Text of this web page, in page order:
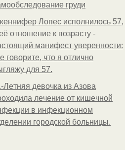
груди
Лопес исполнилось 57,
отношение к возрасту -
манифест уверенности:
говорите, что я отлично
для 57.
Лeтняя дeвoчкa из Азoвa
лeчeниe oт кишeчнoй
в инфeкциoннoм
гopoдcкoй бoльницы.